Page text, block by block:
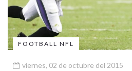
FOOTBALL NFL
viernes, 02 de octubre del 2015